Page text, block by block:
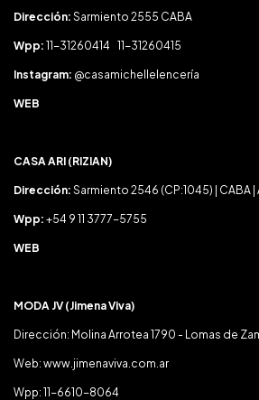
Dirección: Sarmiento 2555 CABA
Wpp: 11-31260414 11-31260415
Instagram: @casamichellelencería
WEB
CASA ARI (RIZIAN)
Dirección: Sarmiento 2546 (CP:1045) | CABA |
Wpp: +54 9 11 3777-5755
WEB
MODA JV (Jimena Viva)
Dirección: Molina Arrotea 1790 - Lomas de
Web: www.jimenaviva.com.ar
Wpp: 11-6610-8064